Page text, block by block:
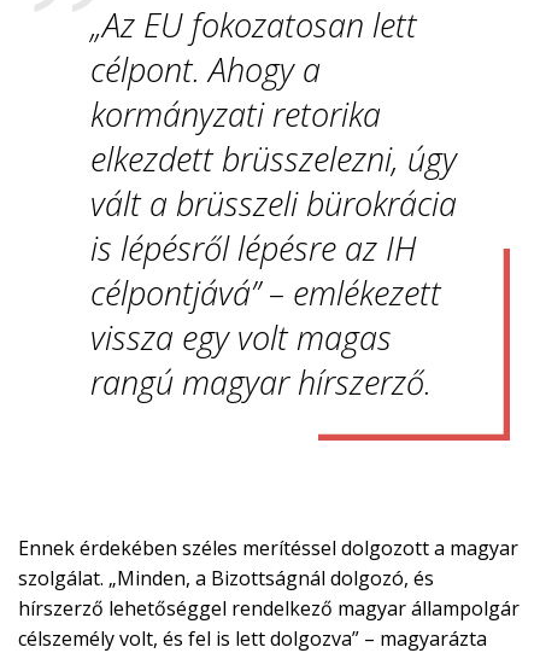
„Az EU fokozatosan lett
célpont. Ahogy a
kormányzati retorika
elkezdett brüsszelezni, úgy
vált a brüsszeli bürokrácia
is lépésről lépésre az IH
célpontjává” – emlékezett
vissza egy volt magas
rangú magyar hírszerző.
Ennek érdekében széles merítéssel dolgozott a magyar
szolgálat. „Minden, a Bizottságnál dolgozó, és
hírszerző lehetőséggel rendelkező magyar állampolgár
célszemély volt, és fel is lett dolgozva” – magyarázta